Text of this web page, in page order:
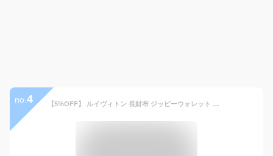
no. 4 【5%OFF】 ルイヴィトン 長財布 ジッピーウォレット モノグラム レザー 10色 ルイヴィトン ラウンドファスナー長財布 LOUIS VUITTON ルイヴィトン 財布 レディース メンズ ブラウン LVロゴ ラウンドジップ ブランド プレゼント